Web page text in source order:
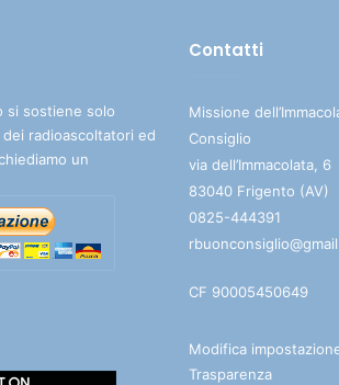
si sostiene solo
radioascoltatori ed
un
Contatti
Missione
Consiglio
via dell’Immacolata, 6
83040 Frigento (AV)
0825-444391
CF 90005450649
Modifica
Trasparenza